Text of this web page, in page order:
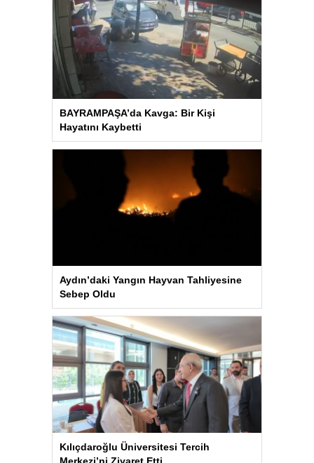
BAYRAMPAŞA’da Kavga: Bir Kişi
Hayatını Kaybetti
Aydın’daki Yangın Hayvan Tahliyesine
Sebep Oldu
Kılıçdaroğlu Üniversitesi Tercih
Merkezi’ni Ziyaret Etti